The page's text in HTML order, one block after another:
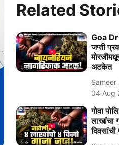
Related
Goa
जप्ती
अटकेत
Sameer
04 Aug
गोवा
लाखांचा